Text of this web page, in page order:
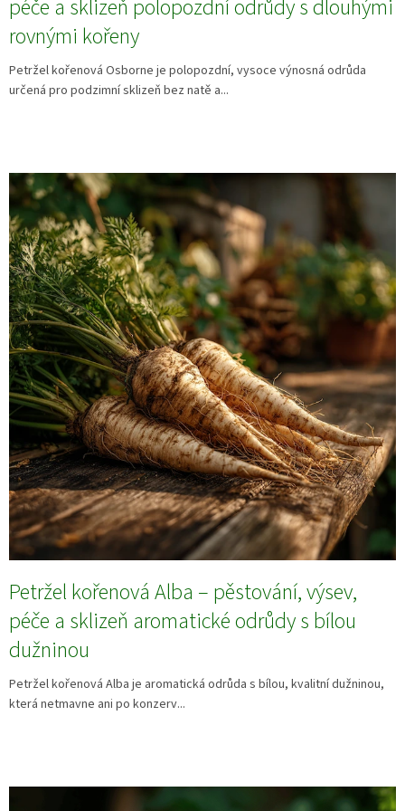
péče a sklizeň polopozdní odrůdy s dlouhými
rovnými kořeny
Petržel kořenová Osborne je polopozdní, vysoce výnosná odrůda
určená pro podzimní sklizeň bez natě a...
Petržel kořenová Alba – pěstování, výsev,
péče a sklizeň aromatické odrůdy s bílou
dužninou
Petržel kořenová Alba je aromatická odrůda s bílou, kvalitní dužninou,
která netmavne ani po konzerv...